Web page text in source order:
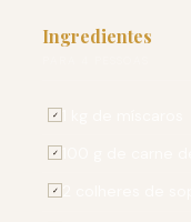
Ingredientes
✓
✓
✓